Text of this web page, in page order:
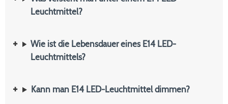
Leuchtmittel?
Wie ist die Lebensdauer eines E14 LED-
Leuchtmittels?
Kann man E14 LED-Leuchtmittel dimmen?